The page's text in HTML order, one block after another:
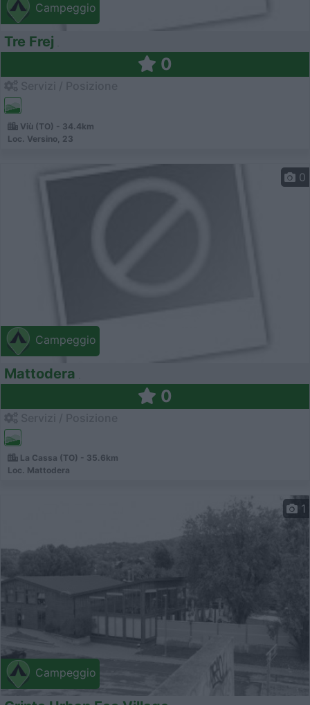
Campeggio
Tre Frej
0
Viù (TO) - 34.4km
Loc. Versino, 23
Campeggio
0
Mattodera
0
La Cassa (TO) - 35.6km
Loc. Mattodera
Campeggio
1